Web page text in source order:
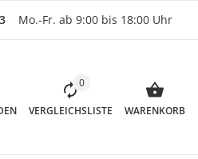
Mo.-Fr. ab 9:00 bis 18:00 Uhr
0
VERGLEICHSLISTE WARENKORB